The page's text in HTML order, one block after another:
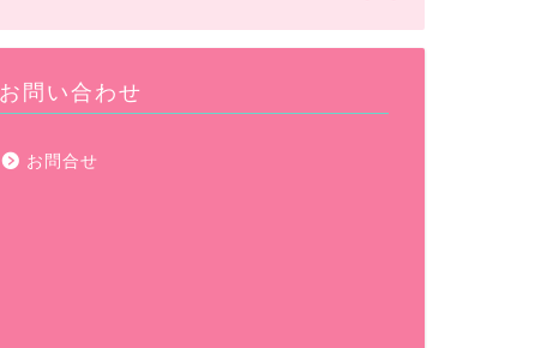
お問い合わせ
お問合せ